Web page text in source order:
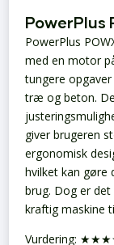
PowerPlus
PowerPlus
med en motor
tungere
træ og beton.
giver brugeren
ergonomisk
hvilket kan
brug. Dog er
kraftig maskine
Vurdering: